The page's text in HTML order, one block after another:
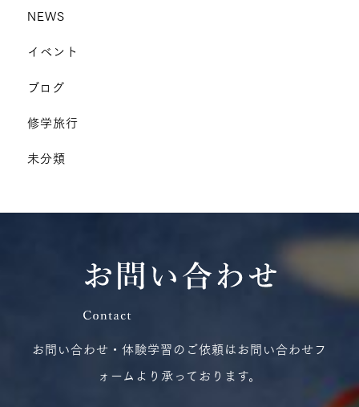
NEWS
イベント
ブログ
修学旅行
未分類
お問い合わせ・体験学習のご依頼はお問い合わせフ
ォームより承っております。